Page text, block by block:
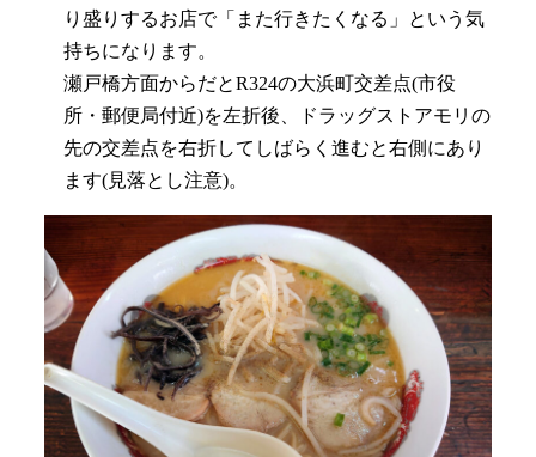
り盛りするお店で「また行きたくなる」という気
持ちになります。
瀬戸橋方面からだとR324の大浜町交差点(市役
所・郵便局付近)を左折後、ドラッグストアモリの
先の交差点を右折してしばらく進むと右側にあり
ます(見落とし注意)。